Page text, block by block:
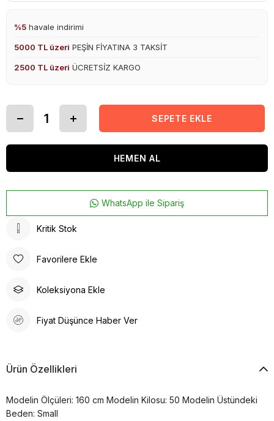
%5 havale indirimi
5000 TL üzeri PEŞİN FİYATINA 3 TAKSİT
2500 TL üzeri ÜCRETSİZ KARGO
WhatsApp ile Sipariş
Kritik Stok
Favorilere Ekle
Koleksiyona Ekle
Fiyat Düşünce Haber Ver
Ürün Özellikleri
Modelin Ölçüleri: 160 cm Modelin Kilosu: 50 Modelin Üstündeki
Beden: Small